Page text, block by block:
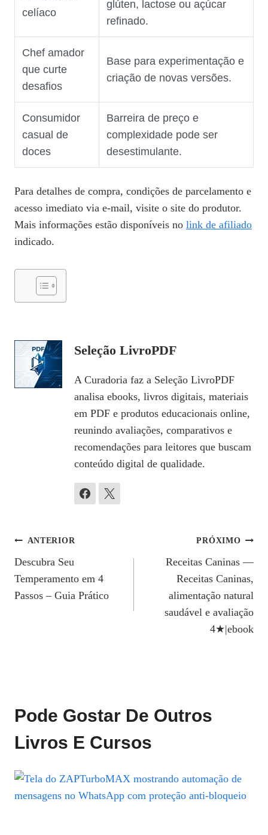
celíaco
glúten, lactose ou açúcar
refinado.
Chef amador
que curte
desafios
Base para experimentação e
criação de novas versões.
Consumidor
casual de
doces
Barreira de preço e
complexidade pode ser
desestimulante.
Para detalhes de compra, condições de parcelamento e
acesso imediato via e‑mail, visite o site do produtor.
Mais informações estão disponíveis no link de afiliado
indicado.
Seleção LivroPDF
A Curadoria faz a Seleção LivroPDF
analisa ebooks, livros digitais, materiais
em PDF e produtos educacionais online,
reunindo avaliações, comparativos e
recomendações para leitores que buscam
conteúdo digital de qualidade.
Navegação
De
Post
ANTERIOR
Descubra Seu
Temperamento em 4
Passos – Guia Prático
PRÓXIMO
Receitas Caninas —
Receitas Caninas,
alimentação natural
saudável e avaliação
4★|ebook
Pode Gostar De Outros
Livros E Cursos